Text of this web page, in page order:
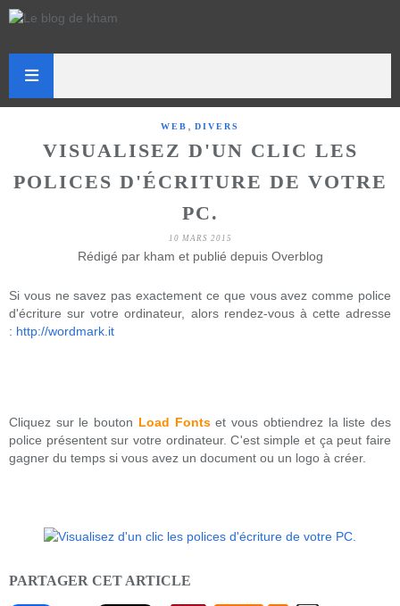
WEB DIVERS
VISUALISEZ D'UN CLIC LES
POLICES D'ÉCRITURE DE VOTRE
PC.
10 MARS 2015
Rédigé par kham et publié depuis Overblog
Si vous ne savez pas exactement ce que vous avez comme police
d'écriture sur votre ordinateur, alors rendez-vous à cette adresse
: http://wordmark.it
Cliquez sur le bouton Load Fontset vous obtiendrez la liste des
police présentent sur votre ordinateur. C'est simple et ça peut faire
gagner du temps si vous avez un document ou un logo à créer.
PARTAGER CET ARTICLE